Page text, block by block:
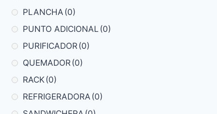
PLANCHA (0)
PUNTO ADICIONAL (0)
PURIFICADOR (0)
QUEMADOR (0)
RACK(0)
REFRIGERADORA (0)